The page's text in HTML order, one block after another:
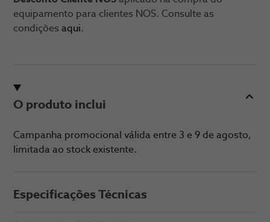
equipamento para clientes NOS. Consulte as
condições aqui.
O produto inclui
Campanha promocional válida entre 3 e 9 de agosto,
limitada ao stock existente.
Especificações Técnicas